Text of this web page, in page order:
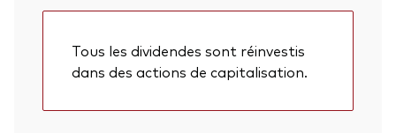
Tous les dividendes sont réinvestis
dans des actions de capitalisation.